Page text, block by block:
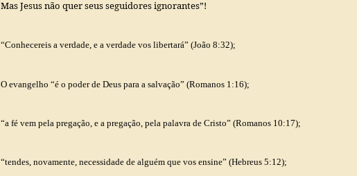
Mas Jesus não quer seus seguidores ignorantes”!
“Conhecereis a verdade, e a verdade vos libertará” (João 8:32);
O evangelho “é o poder de Deus para a salvação” (Romanos 1:16);
“a fé vem pela pregação, e a pregação, pela palavra de Cristo” (Romanos 10:17);
“tendes, novamente, necessidade de alguém que vos ensine” (Hebreus 5:12);